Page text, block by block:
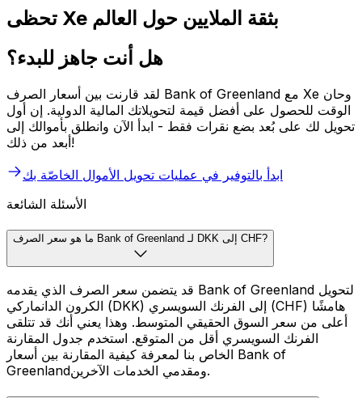
تحظى Xe بثقة الملايين حول العالم
هل أنت جاهز للبدء؟
لقد قارنت بين أسعار الصرف Bank of Greenland مع Xe وحان
الوقت للحصول على أفضل قيمة لتحويلاتك المالية الدولية. إن أول
تحويل لك على بُعد بضع نقرات فقط - ابدأ الآن وانطلق بأموالك إلى
أبعد من ذلك!
ابدأ بالتوفير في عمليات تحويل الأموال الخاصّة بك
الأسئلة الشائعة
ما هو سعر الصرف Bank of Greenland لـ DKK إلى CHF?
قد يتضمن سعر الصرف الذي يقدمه Bank of Greenland لتحويل
الكرون الدانماركي (DKK) إلى الفرنك السويسري (CHF) هامشًا
أعلى من سعر السوق الحقيقي المتوسط. وهذا يعني أنك قد تتلقى
الفرنك السويسري أقل من المتوقع. استخدم جدول المقارنة
الخاص بنا لمعرفة كيفية المقارنة بين أسعار Bank of
Greenlandومقدمي الخدمات الآخرين.